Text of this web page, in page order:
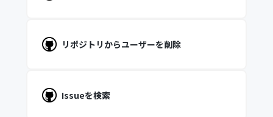
リポジトリからユーザーを削除
Issueを検索